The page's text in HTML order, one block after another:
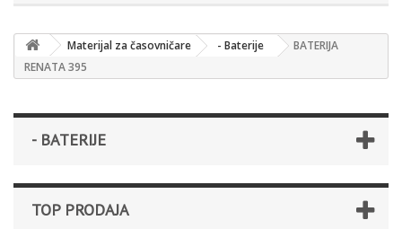
Materijal za časovničare - Baterije
BATERIJA
RENATA 395
- BATERIJE
TOP PRODAJA